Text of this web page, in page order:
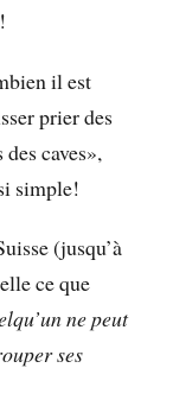
il est
prier des
caves»,
simple!
(jusqu’à
ce que
ne peut
ses